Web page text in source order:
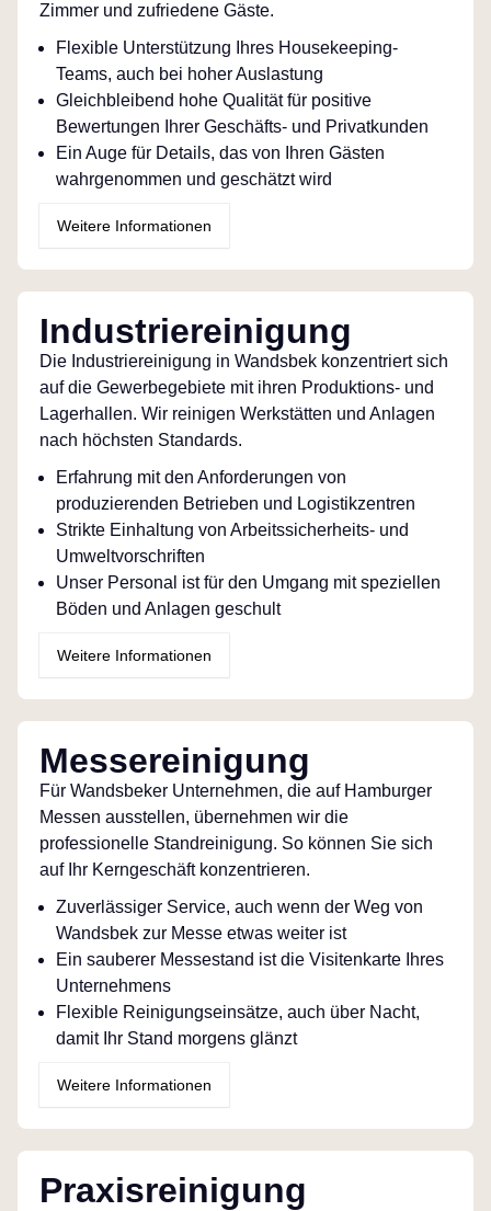
Zimmer und zufriedene Gäste.
Flexible Unterstützung Ihres Housekeeping-
Teams, auch bei hoher Auslastung
Gleichbleibend hohe Qualität für positive
Bewertungen Ihrer Geschäfts- und Privatkunden
Ein Auge für Details, das von Ihren Gästen
wahrgenommen und geschätzt wird
Weitere Informationen
Industriereinigung
Die Industriereinigung in Wandsbek konzentriert sich
auf die Gewerbegebiete mit ihren Produktions- und
Lagerhallen. Wir reinigen Werkstätten und Anlagen
nach höchsten Standards.
Erfahrung mit den Anforderungen von
produzierenden Betrieben und Logistikzentren
Strikte Einhaltung von Arbeitssicherheits- und
Umweltvorschriften
Unser Personal ist für den Umgang mit speziellen
Böden und Anlagen geschult
Weitere Informationen
Messereinigung
Für Wandsbeker Unternehmen, die auf Hamburger
Messen ausstellen, übernehmen wir die
professionelle Standreinigung. So können Sie sich
auf Ihr Kerngeschäft konzentrieren.
Zuverlässiger Service, auch wenn der Weg von
Wandsbek zur Messe etwas weiter ist
Ein sauberer Messestand ist die Visitenkarte Ihres
Unternehmens
Flexible Reinigungseinsätze, auch über Nacht,
damit Ihr Stand morgens glänzt
Weitere Informationen
Praxisreinigung